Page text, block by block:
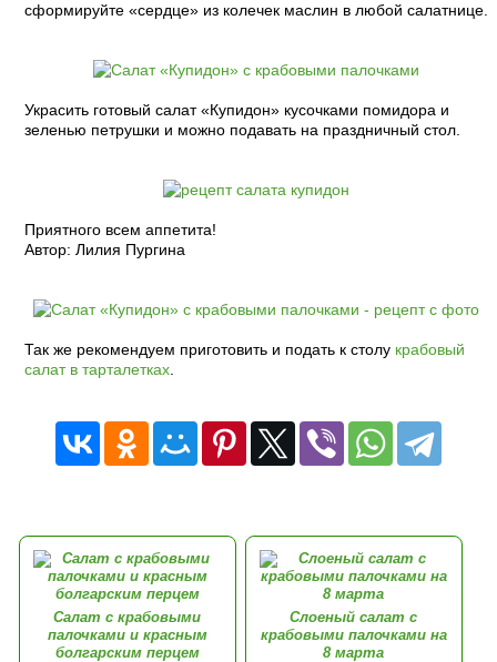
сформируйте «сердце» из колечек маслин в любой салатнице.
Украсить готовый салат «Купидон» кусочками помидора и
зеленью петрушки и можно подавать на праздничный стол.
Приятного всем аппетита!
Автор: Лилия Пургина
Так же рекомендуем приготовить и подать к столу крабовый
салат в тарталетках.
Салат с крабовыми
палочками и красным
болгарским перцем
Слоеный салат с
крабовыми палочками на
8 марта